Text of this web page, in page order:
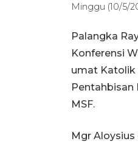
Minggu (10/5/
Palangka
Konferensi
umat Katolik
Pentahbisan
MSF.
Mgr Aloysius